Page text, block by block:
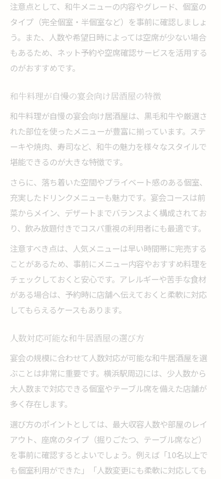
注意点として、和牛メニューの内容やグレード、個室の
タイプ（完全個室・半個室など）を事前に確認しましょ
う。また、人数や希望日時によっては空席が少ない場合
もあるため、ネット予約や空席確認サービスを活用する
のがおすすめです。
和牛料理が自慢の宴会向け居酒屋の特徴
和牛料理が自慢の宴会向け居酒屋は、黒毛和牛や厳選さ
れた部位を使ったメニューが豊富に揃っています。ステ
ーキや焼肉、寿司など、和牛の魅力を様々なスタイルで
堪能できるのが大きな特徴です。
さらに、落ち着いた空間やプライベート感のある個室、
充実したドリンクメニューも魅力です。宴会コースは前
菜からメイン、デザートまでバランスよく構成されてお
り、飲み放題付きでコスパ重視の利用者にも最適です。
注意すべき点は、人気メニューは早い時間帯に完売する
ことがあるため、事前にメニュー内容やおすすめ料理を
チェックしておくと安心です。アレルギーや苦手な食材
がある場合は、予約時に店舗へ伝えておくと柔軟に対応
してもらえるケースもあります。
人数対応可能な和牛居酒屋の選び方
宴会の規模に合わせて人数対応が可能な和牛居酒屋を選
ぶことは非常に重要です。横浜駅周辺には、少人数から
大人数まで対応できる個室やテーブル席を備えた店舗が
多く存在します。
選び方のポイントとしては、最大収容人数や部屋のレイ
アウト、座席のタイプ（掘りごたつ、テーブル席など）
を事前に確認するとよいでしょう。例えば「10名以上で
も個室利用ができた」「人数変更にも柔軟に対応しても